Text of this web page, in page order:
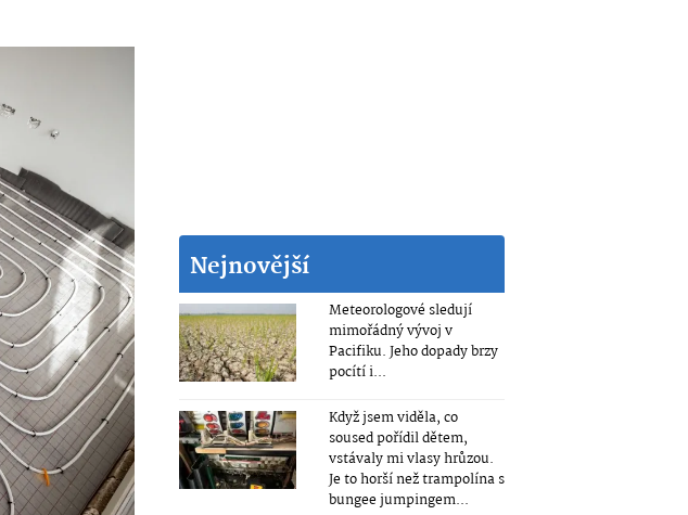
Nejnovější
Meteorologové sledují
mimořádný vývoj v
Pacifiku. Jeho dopady brzy
pocítí i...
Když jsem viděla, co
soused pořídil dětem,
vstávaly mi vlasy hrůzou.
Je to horší než trampolína s
bungee jumpingem...